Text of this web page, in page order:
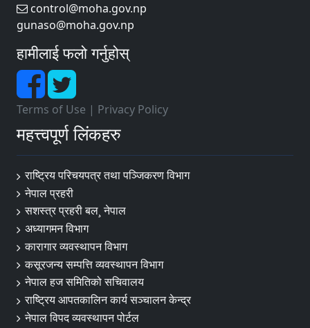
control@moha.gov.np
gunaso@moha.gov.np
हामीलाई फलो गर्नुहोस्
Terms of Use | Privacy Policy
महत्त्वपूर्ण लिंकहरु
राष्ट्रिय परिचयपत्र तथा पञ्‍जिकरण विभाग
नेपाल प्रहरी
सशस्त्र प्रहरी बल¸ नेपाल
अध्यागमन विभाग
कारागार व्यवस्थापन विभाग
कसूरजन्य सम्पत्ति व्यवस्थापन विभाग
नेपाल हज समितिको सचिवालय
राष्ट्रिय आपतकालिन कार्य सञ्चालन केन्द्र
नेपाल विपद व्यवस्थापन पोर्टल